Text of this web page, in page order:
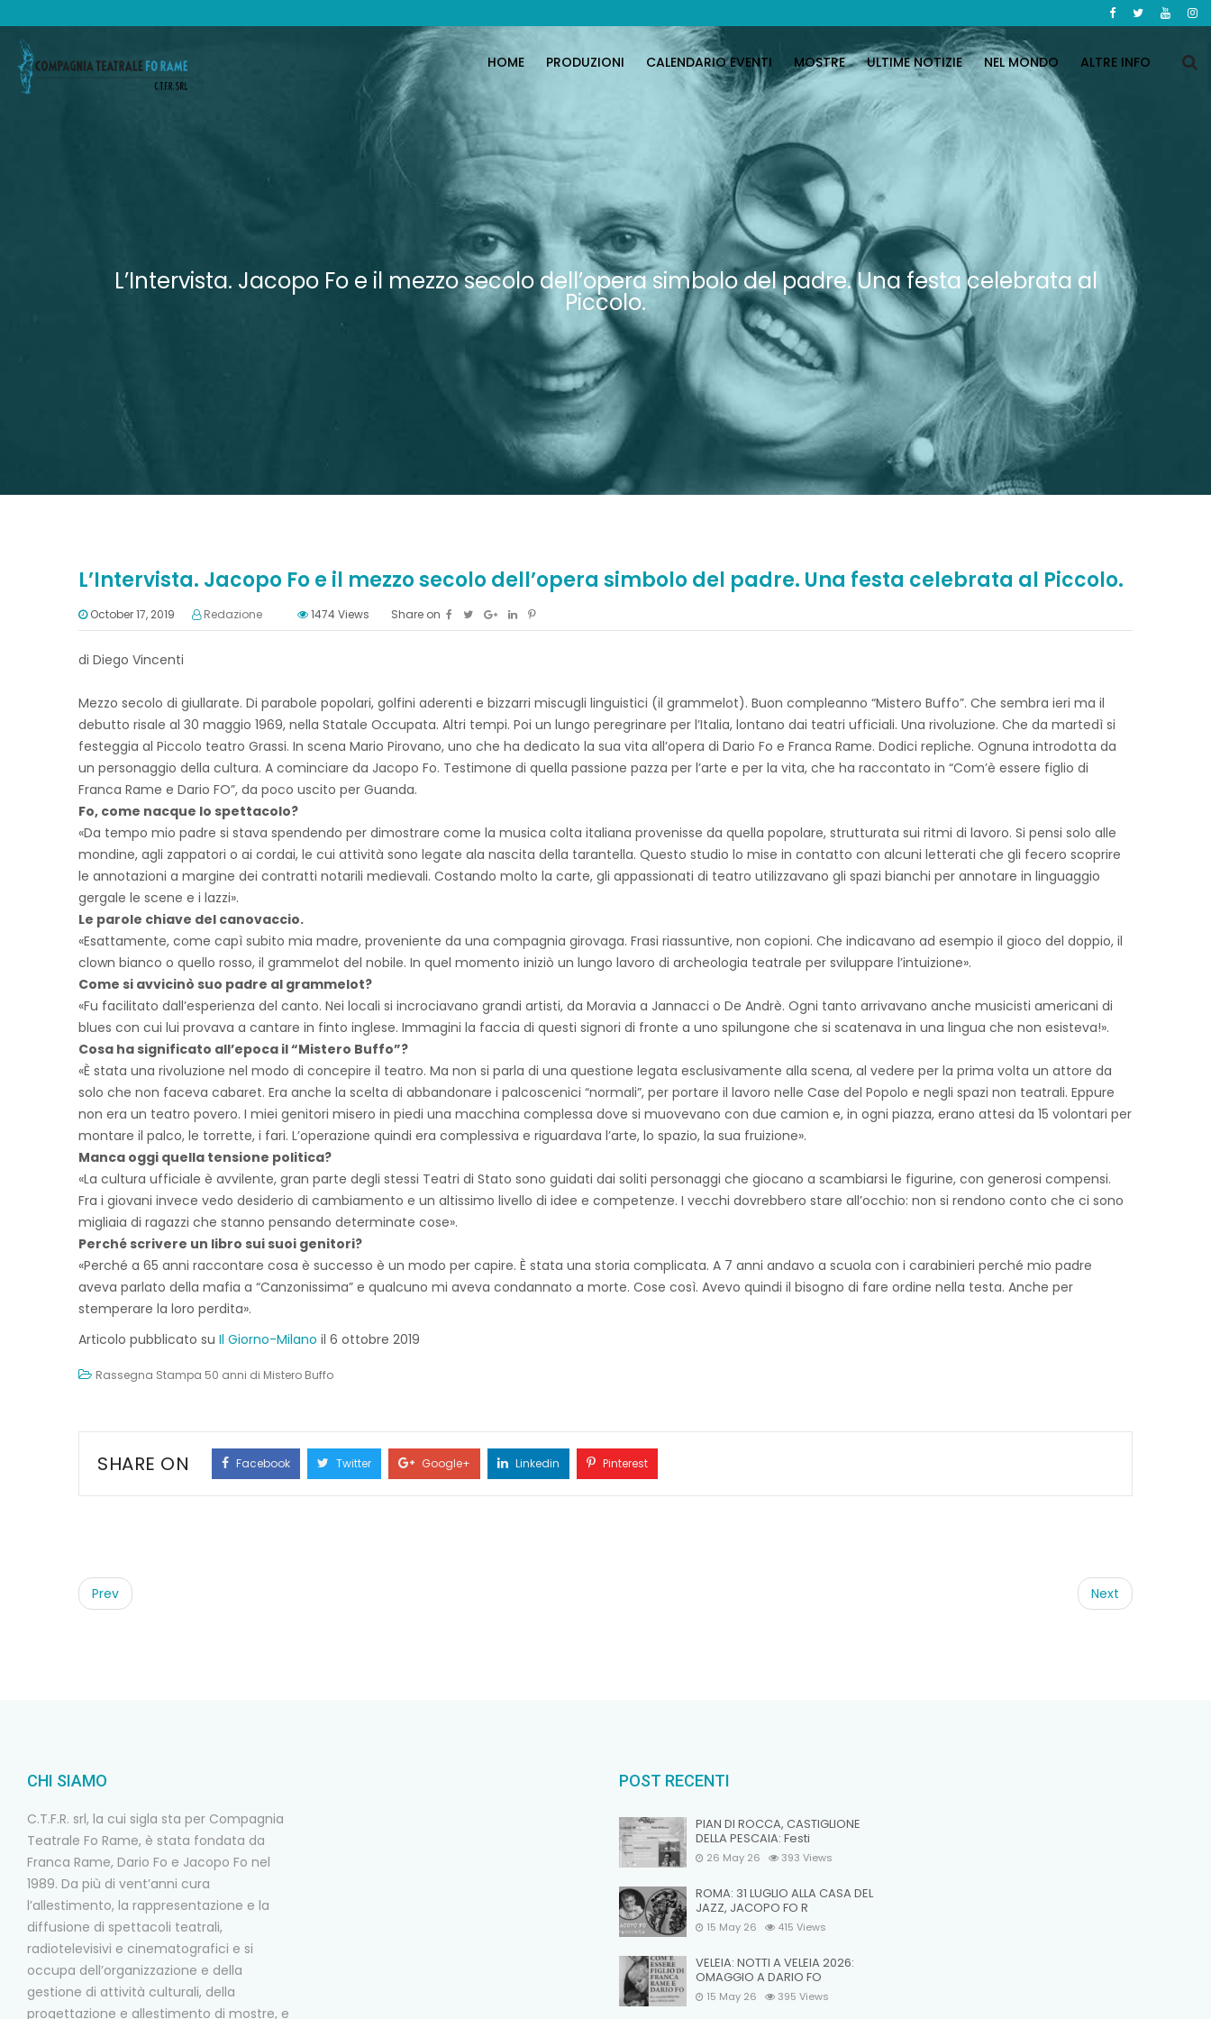
HOME PRODUZIONI CALENDARIO EVENTI MOSTRE ULTIME NOTIZIE NEL MONDO ALTRE INFO
L’Intervista. Jacopo Fo e il mezzo secolo dell’opera simbolo del padre. Una festa celebrata al
Piccolo.
L’Intervista. Jacopo Fo e il mezzo secolo dell’opera simbolo del padre. Una festa celebrata al Piccolo.
October 17, 2019 Redazione 1474Views Share on
di Diego Vincenti
Mezzo secolo di giullarate. Di parabole popolari, golfini aderenti e bizzarri miscugli linguistici (il grammelot). Buon compleanno “Mistero Buffo”. Che sembra ieri ma il
debutto risale al 30 maggio 1969, nella Statale Occupata. Altri tempi. Poi un lungo peregrinare per l’Italia, lontano dai teatri ufficiali. Una rivoluzione. Che da martedì si
festeggia al Piccolo teatro Grassi. In scena Mario Pirovano, uno che ha dedicato la sua vita all’opera di Dario Fo e Franca Rame. Dodici repliche. Ognuna introdotta da
un personaggio della cultura. A cominciare da Jacopo Fo. Testimone di quella passione pazza per l’arte e per la vita, che ha raccontato in “Com’è essere figlio di
Franca Rame e Dario FO”, da poco uscito per Guanda.
Fo, come nacque lo spettacolo?
«Da tempo mio padre si stava spendendo per dimostrare come la musica colta italiana provenisse da quella popolare, strutturata sui ritmi di lavoro. Si pensi solo alle
mondine, agli zappatori o ai cordai, le cui attività sono legate ala nascita della tarantella. Questo studio lo mise in contatto con alcuni letterati che gli fecero scoprire
le annotazioni a margine dei contratti notarili medievali. Costando molto la carte, gli appassionati di teatro utilizzavano gli spazi bianchi per annotare in linguaggio
gergale le scene e i lazzi».
Le parole chiave del canovaccio.
«Esattamente, come capì subito mia madre, proveniente da una compagnia girovaga. Frasi riassuntive, non copioni. Che indicavano ad esempio il gioco del doppio, il
clown bianco o quello rosso, il grammelot del nobile. In quel momento iniziò un lungo lavoro di archeologia teatrale per sviluppare l’intuizione».
Come si avvicinò suo padre al grammelot?
«Fu facilitato dall’esperienza del canto. Nei locali si incrociavano grandi artisti, da Moravia a Jannacci o De Andrè. Ogni tanto arrivavano anche musicisti americani di
blues con cui lui provava a cantare in finto inglese. Immagini la faccia di questi signori di fronte a uno spilungone che si scatenava in una lingua che non esisteva!».
Cosa ha significato all’epoca il “Mistero Buffo”?
«È stata una rivoluzione nel modo di concepire il teatro. Ma non si parla di una questione legata esclusivamente alla scena, al vedere per la prima volta un attore da
solo che non faceva cabaret. Era anche la scelta di abbandonare i palcoscenici “normali”, per portare il lavoro nelle Case del Popolo e negli spazi non teatrali. Eppure
non era un teatro povero. I miei genitori misero in piedi una macchina complessa dove si muovevano con due camion e, in ogni piazza, erano attesi da 15 volontari per
montare il palco, le torrette, i fari. L’operazione quindi era complessiva e riguardava l’arte, lo spazio, la sua fruizione».
Manca oggi quella tensione politica?
«La cultura ufficiale è avvilente, gran parte degli stessi Teatri di Stato sono guidati dai soliti personaggi che giocano a scambiarsi le figurine, con generosi compensi.
Fra i giovani invece vedo desiderio di cambiamento e un altissimo livello di idee e competenze. I vecchi dovrebbero stare all’occhio: non si rendono conto che ci sono
migliaia di ragazzi che stanno pensando determinate cose».
Perché scrivere un libro sui suoi genitori?
«Perché a 65 anni raccontare cosa è successo è un modo per capire. È stata una storia complicata. A 7 anni andavo a scuola con i carabinieri perché mio padre
aveva parlato della mafia a “Canzonissima” e qualcuno mi aveva condannato a morte. Cose così. Avevo quindi il bisogno di fare ordine nella testa. Anche per
stemperare la loro perdita».
Articolo pubblicato su Il Giorno-Milano il 6 ottobre 2019
Rassegna Stampa 50 anni di Mistero Buffo
SHARE ON Facebook Twitter Google+ Linkedin Pinterest
Post
navigation
Prev Next
CHI SIAMO
C.T.F.R. srl, la cui sigla sta per Compagnia
Teatrale Fo Rame, è stata fondata da
Franca Rame, Dario Fo e Jacopo Fo nel
1989. Da più di vent’anni cura
l’allestimento, la rappresentazione e la
diffusione di spettacoli teatrali,
radiotelevisivi e cinematografici e si
occupa dell’organizzazione e della
gestione di attività culturali, della
progettazione e allestimento di mostre, e
POST RECENTI
PIAN DI ROCCA, CASTIGLIONE
DELLA PESCAIA: Festi
26 May 26 393Views
ROMA: 31 LUGLIO ALLA CASA DEL
JAZZ, JACOPO FO R
15 May 26 415Views
VELEIA: NOTTI A VELEIA 2026:
OMAGGIO A DARIO FO
15 May 26 395Views